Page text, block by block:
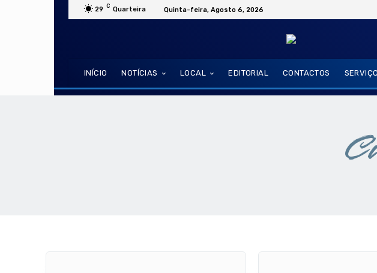
29 C Quarteira Quinta-feira, Agosto 6, 2026
INÍCIO NOTÍCIAS LOCAL EDITORIAL CONTACTOS